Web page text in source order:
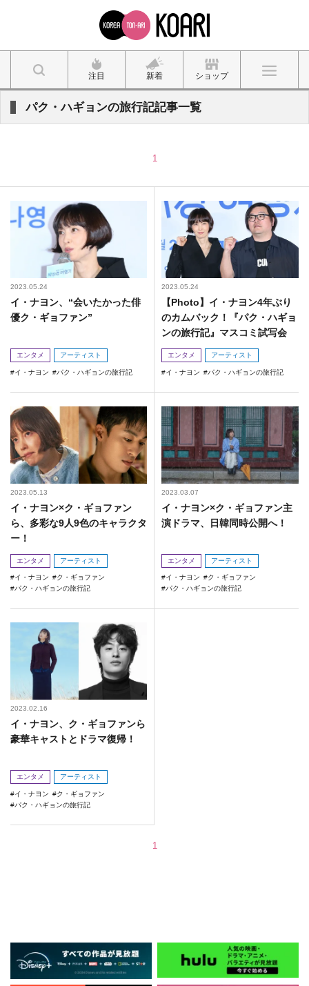
注目 新着 ショップ
パク・ハギョンの旅行記記事一覧
1
2023.05.24
イ・ナヨン、“会いたかった俳
優ク・ギョファン”
エンタメ アーティスト
イ・ナヨン パク・ハギョンの旅行記
2023.05.24
【Photo】イ・ナヨン4年ぶり
のカムバック！『パク・ハギョ
ンの旅行記』マスコミ試写会
エンタメ アーティスト
イ・ナヨン パク・ハギョンの旅行記
2023.05.13
イ・ナヨン×ク・ギョファン
ら、多彩な9人9色のキャラクタ
ー！
エンタメ アーティスト
イ・ナヨン
ク・ギョファン
パク・ハギョンの旅行記
2023.03.07
イ・ナヨン×ク・ギョファン主
演ドラマ、日韓同時公開へ！
エンタメ アーティスト
イ・ナヨン
ク・ギョファン
パク・ハギョンの旅行記
2023.02.16
イ・ナヨン、ク・ギョファンら
豪華キャストとドラマ復帰！
エンタメ アーティスト
イ・ナヨン
ク・ギョファン
パク・ハギョンの旅行記
1